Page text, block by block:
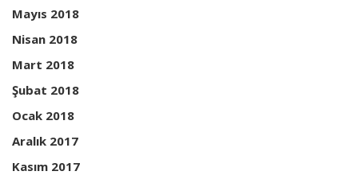
Mayıs 2018
Nisan 2018
Mart 2018
Şubat 2018
Ocak 2018
Aralık 2017
Kasım 2017